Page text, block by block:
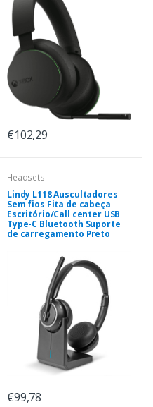
€102,29
Headsets
Lindy L118 Auscultadores
Sem fios Fita de cabeça
Escritório/Call center USB
Type-C Bluetooth Suporte
de carregamento Preto
€99,78